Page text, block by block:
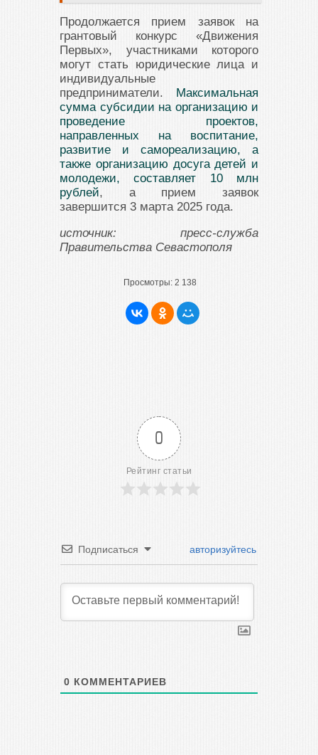
Продолжается прием заявок на
грантовый конкурс «Движения
Первых», участниками которого
могут стать юридические лица и
индивидуальные
предприниматели. Максимальная
сумма субсидии на организацию и
проведение проектов,
направленных на воспитание,
развитие и самореализацию, а
также организацию досуга детей и
молодежи, составляет 10 млн
рублей, а прием заявок
завершится 3 марта 2025 года.
источник: пресс-служба
Правительства Севастополя
Просмотры: 2 138
0
Рейтинг статьи
Подписаться авторизуйтесь
0 КОММЕНТАРИЕВ